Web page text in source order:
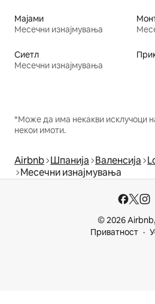
Мајами
Месечни изнајмувања
Сиетл
Месечни изнајмувања
*Може да има некакви исклучоци
некои имоти.
Airbnb Шпанија Валенсија
Месечни изнајмувања
© 2026
Приватност